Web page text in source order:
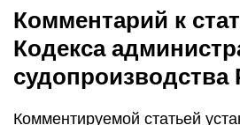
Комментарий к
Кодекса
Комментируемой статьей